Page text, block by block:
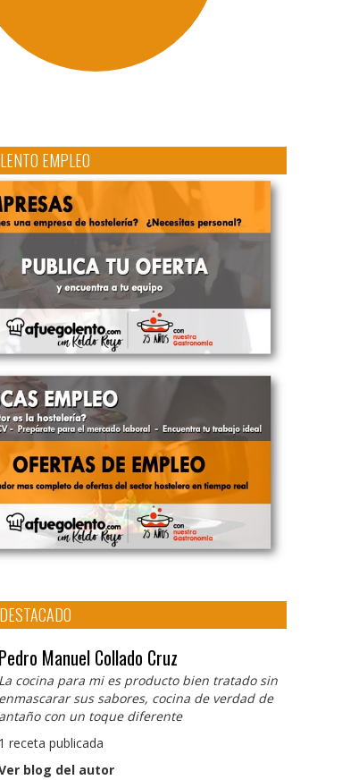
EMPLEO
Pedro Manuel Collado Cruz
La cocina para mi es producto bien tratado sin
enmascarar sus sabores, cocina de verdad de
antaño con un toque diferente
1 receta publicada
blog del autor